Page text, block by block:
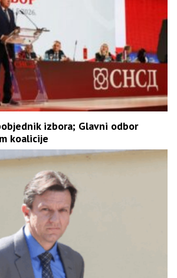
izbora; Glavni odbor
koalicije